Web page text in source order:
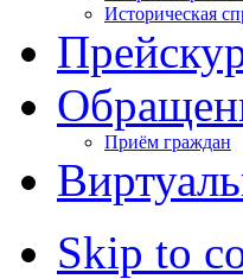
Историческая
Приём граждан
Skip to